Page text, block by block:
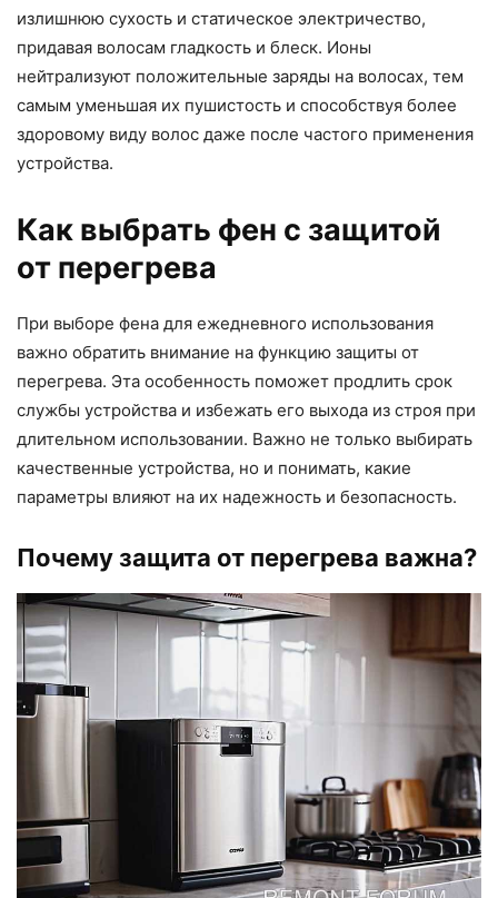
излишнюю сухость и статическое электричество,
придавая волосам гладкость и блеск. Ионы
нейтрализуют положительные заряды на волосах, тем
самым уменьшая их пушистость и способствуя более
здоровому виду волос даже после частого применения
устройства.
Как выбрать фен с защитой
от перегрева
При выборе фена для ежедневного использования
важно обратить внимание на функцию защиты от
перегрева. Эта особенность поможет продлить срок
службы устройства и избежать его выхода из строя при
длительном использовании. Важно не только выбирать
качественные устройства, но и понимать, какие
параметры влияют на их надежность и безопасность.
Почему защита от перегрева важна?